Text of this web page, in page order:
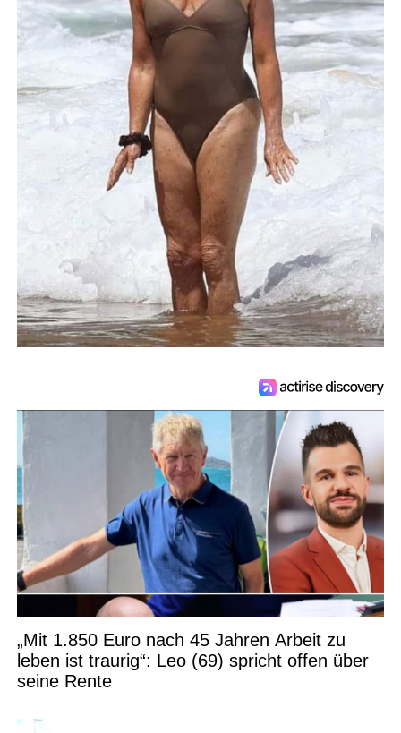
„Mit 1.850 Euro nach 45 Jahren Arbeit zu
leben ist traurig“: Leo (69) spricht offen über
seine Rente